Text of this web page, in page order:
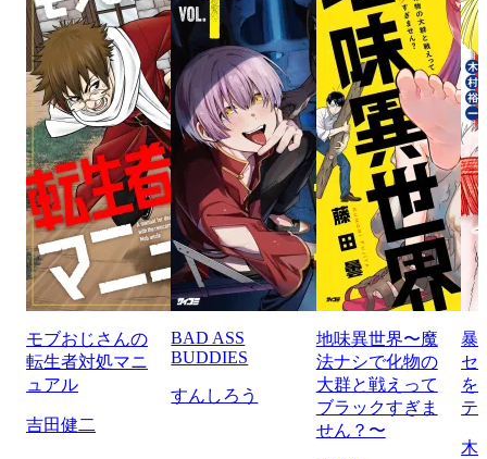
モブおじさんの
転生者対処マニ
ュアル
吉田健二
BAD ASS
BUDDIES
すんしろう
地味異世界〜魔
法ナシで化物の
大群と戦えって
ブラックすぎま
せん？〜
暴
セ
を
テ
木